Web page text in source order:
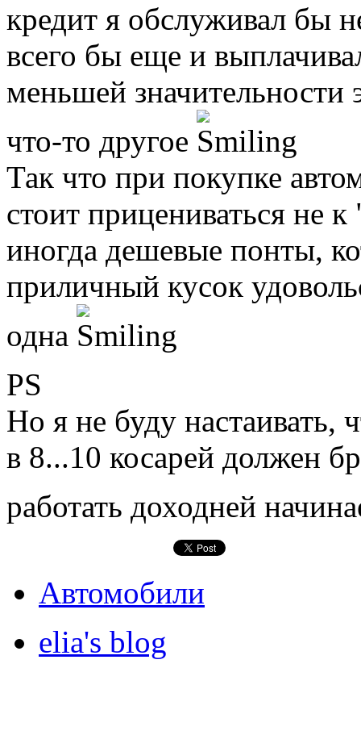
кредит я обслуживал бы
всего бы еще и
меньшей значительности
что-то другое
Так что при покупке
стоит прицениваться не
иногда дешевые понты,
приличный кусок
одна
PS
Но я не буду настаивать,
в 8...10 косарей должен
работать доходней
Автомобили
elia's blog